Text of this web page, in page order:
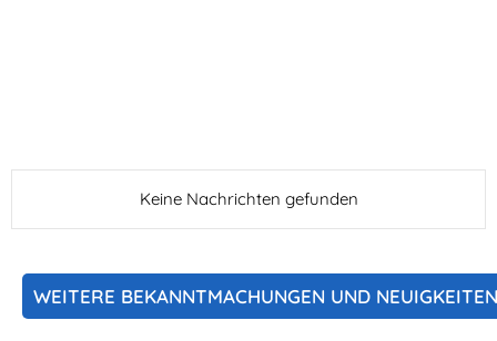
Keine Nachrichten gefunden
WEITERE BEKANNTMACHUNGEN UND